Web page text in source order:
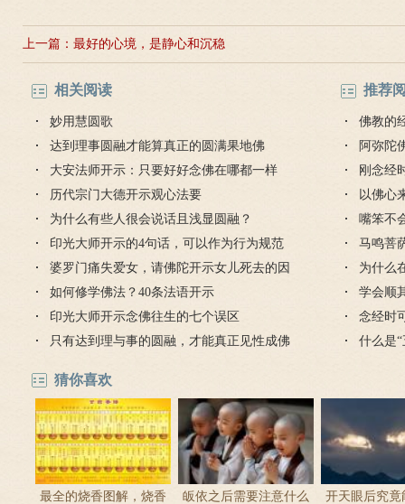
上一篇： 最好的心境，是静心和沉稳
相关阅读
妙用慧圆歌
达到理事圆融才能算真正的圆满果地佛
大安法师开示：只要好好念佛在哪都一样
历代宗门大德开示观心法要
为什么有些人很会说话且浅显圆融？
印光大师开示的4句话，可以作为行为规范
和准则
婆罗门痛失爱女，请佛陀开示女儿死去的因
缘
如何修学佛法？40条法语开示
印光大师开示念佛往生的七个误区
只有达到理与事的圆融，才能真正见性成佛
推荐
佛教的
阿弥陀
迎弥陀
刚念经
什么？
以佛心
嘴笨不
马鸣菩
为什么
学会顺
雨
念经时
什么是
猜你喜欢
最全的烧香图解，烧香
皈依之后需要注意什么
开天眼后究竟